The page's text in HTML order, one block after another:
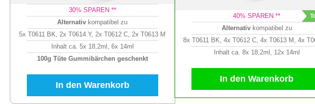
30% SPAREN **
Alternativ kompatibel zu
5x T0611 BK, 2x T0614 Y, 2x T0612 C, 2x T0613 M
Inhalt ca. 5x 18,2ml, 6x 14ml
100g Tüte Gummibärchen geschenkt
In den Warenkorb
40% SPAREN **
Alternativkompatibel zu
8x T0611 BK, 4x T0612 C, 4x T0613 M, 4x
Inhalt ca. 8x 18,2ml, 12x 14ml
In den Warenkorb